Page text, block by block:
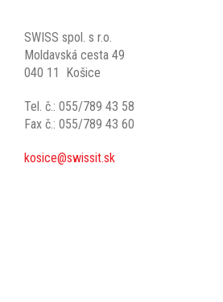
SWISS spol. s r.o.
Moldavská cesta 49
040 11 Košice
Tel. č.: 055/789 43 58
Fax č.: 055/789 43 60
kosice@swissit.sk